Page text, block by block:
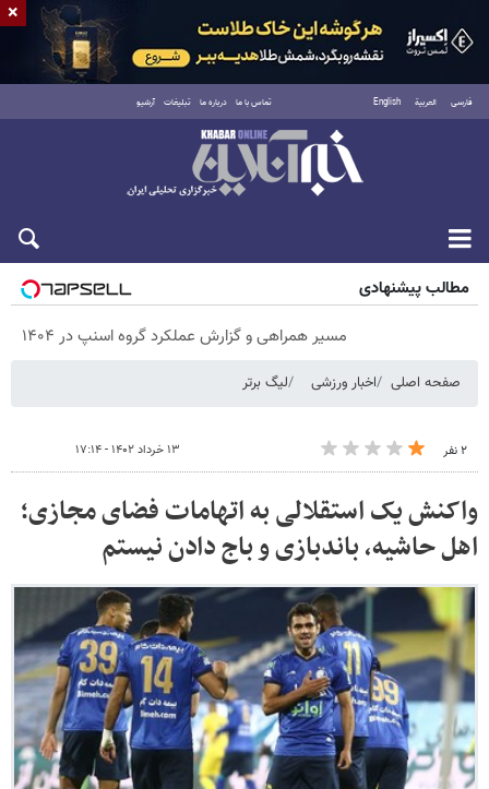
فارسی العربية English تماس با ما درباره ما تبلیغات آرشیو
پنجشنبه ۱۵ مرداد ۱۴۰۵
مطالب پیشنهادی
مسیر همراهی و گزارش عملکرد گروه اسنپ در ۱۴۰۴
صفحه اصلی اخبار ورزشی لیگ برتر
۲ نفر ۱۳ خرداد ۱۴۰۲ - ۱۷:۱۴
واکنش یک استقلالی به اتهامات فضای مجازی؛
اهل حاشیه، باندبازی و باج دادن نیستم
×